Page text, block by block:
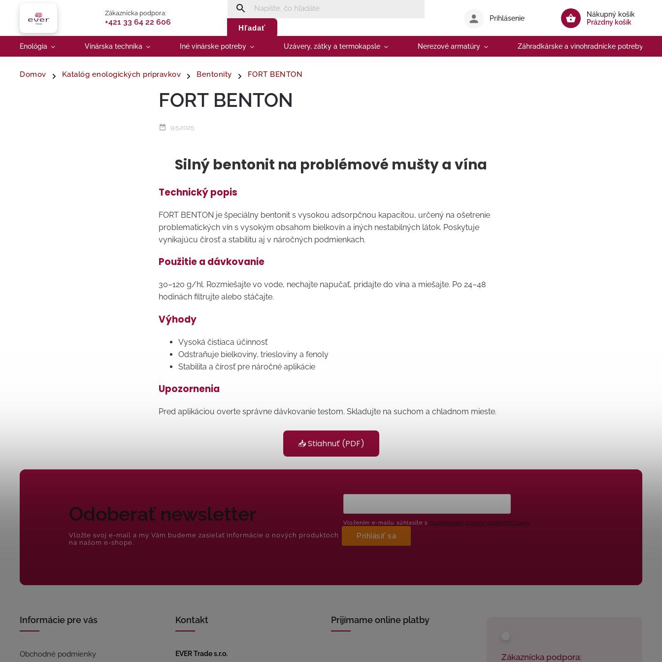
Zákaznícka podpora:
+421 33 64 22 606
Hľadať
Nákupný košík
Prázdny košík
Prihlásenie
Enológia Vinárska technika Iné vinárske potreby Uzávery, zátky a termokapsle Nerezové armatúry Záhradkárske a vinohradnícke potreby
Domov Katalóg enologických prípravkov Bentonity FORT BENTON
FORT BENTON
9.5.2025
Silný bentonit na problémové mušty a vína
Technický popis
FORT BENTON je špeciálny bentonit s vysokou adsorpčnou kapacitou, určený na ošetrenie
problematických vín s vysokým obsahom bielkovín a iných nestabilných látok. Poskytuje
vynikajúcu čírosť a stabilitu aj v náročných podmienkach.
Použitie a dávkovanie
30–120 g/hl. Rozmiešajte vo vode, nechajte napučať, pridajte do vína a miešajte. Po 24–48
hodinách filtrujte alebo stáčajte.
Výhody
Vysoká čistiaca účinnosť
Odstraňuje bielkoviny, triesloviny a fenoly
Stabilita a čírosť pre náročné aplikácie
Upozornenia
Pred aplikáciou overte správne dávkovanie testom. Skladujte na suchom a chladnom mieste.
📥 Stiahnuť (PDF)
Zákaznícka podpora:
Odoberať newsletter
Vložte svoj e-mail a my Vám budeme zasielať informácie o nových produktoch
na našom e-shope.
Vložením e-mailu súhlasíte s podmienkami ochrany osobných údajov
Prihlásiť sa
Informácie pre vás
Obchodné podmienky
Kontakt
EVER Trade s.r.o.
Prijímame online platby